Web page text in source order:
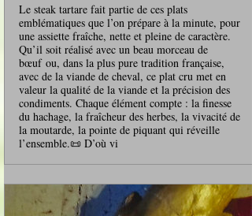
Le steak tartare fait partie de ces plats
emblématiques que l’on prépare à la minute, pour
une assiette fraîche, nette et pleine de caractère.
Qu’il soit réalisé avec un beau morceau de
bœuf ou, dans la plus pure tradition française,
avec de la viande de cheval, ce plat cru met en
valeur la qualité de la viande et la précision des
condiments. Chaque élément compte : la finesse
du hachage, la fraîcheur des herbes, la vivacité de
la moutarde, la pointe de piquant qui réveille
l’ensemble.📜 D’où vi